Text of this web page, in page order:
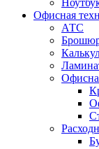
Офисная
АТС